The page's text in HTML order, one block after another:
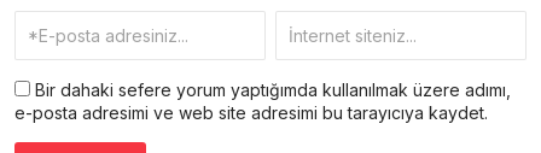
Bir dahaki sefere yorum yaptığımda kullanılmak üzere adımı,
e-posta adresimi ve web site adresimi bu tarayıcıya kaydet.